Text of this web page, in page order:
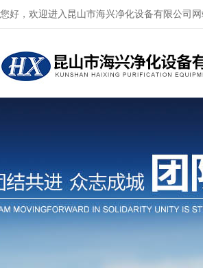
您好，欢迎进入昆山市海兴净化设备有限公司网